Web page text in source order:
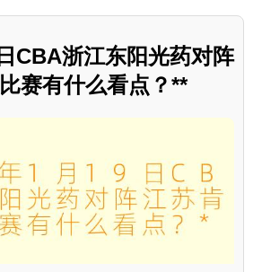
CBA浙江东阳光药对阵
赛有什么看点？**